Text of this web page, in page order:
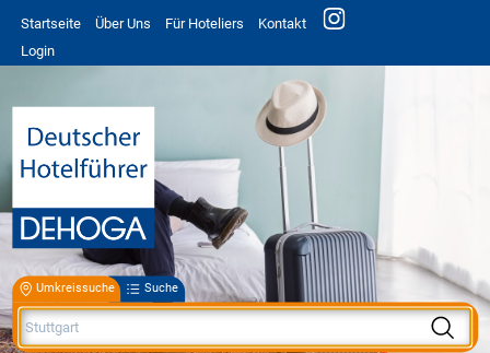
Startseite Über Uns Für Hoteliers
Kontakt
Login
Umkreissuche Suche